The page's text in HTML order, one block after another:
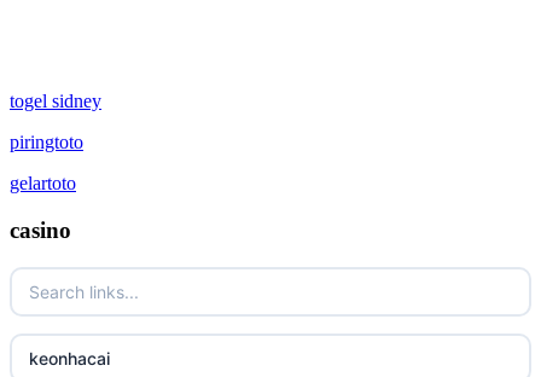
togel sidney
piringtoto
gelartoto
casino
keonhacai